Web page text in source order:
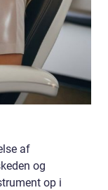
af
og
op i